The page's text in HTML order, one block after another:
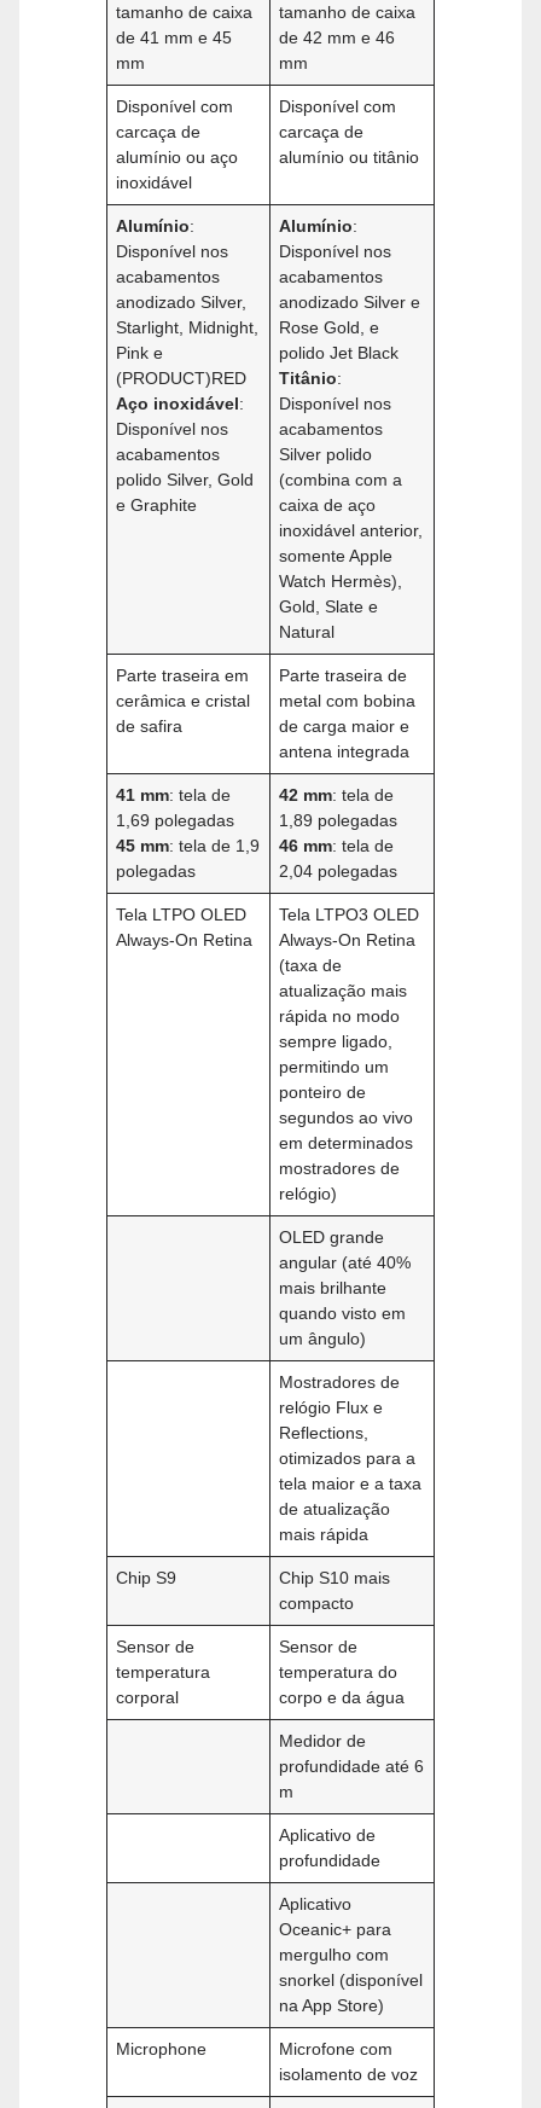
tamanho de caixa
de 41 mm e 45
mm
tamanho de caixa
de 42 mm e 46
mm
Disponível com
carcaça de
alumínio ou aço
inoxidável
Disponível com
carcaça de
alumínio ou titânio
Alumínio:
Disponível nos
acabamentos
anodizado Silver,
Starlight, Midnight,
Pink e
(PRODUCT)RED
Aço inoxidável:
Disponível nos
acabamentos
polido Silver, Gold
e Graphite
Alumínio:
Disponível nos
acabamentos
anodizado Silver e
Rose Gold, e
polido Jet Black
Titânio:
Disponível nos
acabamentos
Silver polido
(combina com a
caixa de aço
inoxidável anterior,
somente Apple
Watch Hermès),
Gold, Slate e
Natural
Parte traseira em
cerâmica e cristal
de safira
Parte traseira de
metal com bobina
de carga maior e
antena integrada
41 mm: tela de
1,69 polegadas
45 mm: tela de 1,9
polegadas
42 mm: tela de
1,89 polegadas
46 mm: tela de
2,04 polegadas
Tela LTPO OLED
Always-On Retina
Tela LTPO3 OLED
Always-On Retina
(taxa de
atualização mais
rápida no modo
sempre ligado,
permitindo um
ponteiro de
segundos ao vivo
em determinados
mostradores de
relógio)
OLED grande
angular (até 40%
mais brilhante
quando visto em
um ângulo)
Mostradores de
relógio Flux e
Reflections,
otimizados para a
tela maior e a taxa
de atualização
mais rápida
Chip S9
Chip S10 mais
compacto
Sensor de
temperatura
corporal
Sensor de
temperatura do
corpo e da água
Medidor de
profundidade até 6
m
Aplicativo de
profundidade
Aplicativo
Oceanic+ para
mergulho com
snorkel (disponível
na App Store)
Microphone
Microfone com
isolamento de voz